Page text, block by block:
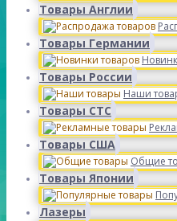
Товары Англии
Товары Германии
Товары России
Наши
Товары СТС
Товары США
Общие
Товары Японии
Лазеры